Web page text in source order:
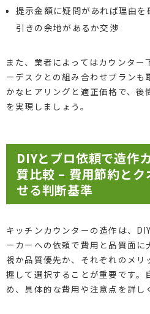
提示金額に疑問があれば理由
引きの余地があるか交渉
また、業者によってはカウンター
ーデスクとの組み合わせプランも
かなヒアリングと適正価格で、後
を実現しましょう。
DIYとプロ依頼で造作
質比較 – 費用節約とク
せる判断基準
キッチンカウンターの造作は、
ーカーへの依頼で費用と品質面に
視か品質優先か、それぞれのメ
握して選択することが重要です。
め、具体的な費用や注意点を詳し